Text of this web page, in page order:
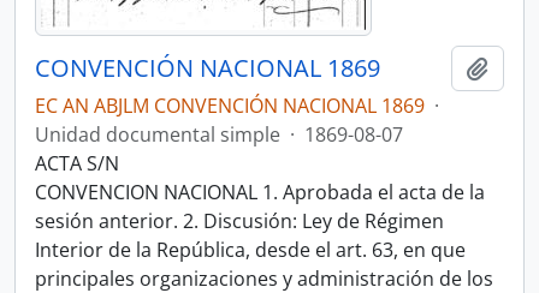
CONVENCIÓN NACIONAL 1869
EC AN ABJLM CONVENCIÓN NACIONAL 1869 ·
Unidad documental simple · 1869-08-07
ACTA S/N
CONVENCION NACIONAL 1. Aprobada el acta de la
sesión anterior. 2. Discusión: Ley de Régimen
Interior de la República, desde el art. 63, en que
principales organizaciones y administración de los